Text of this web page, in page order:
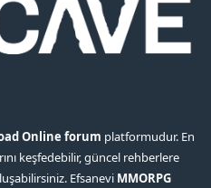
Online forum platformudur. En
keşfedebilir, güncel rehberlere
Efsanevi MMORPG